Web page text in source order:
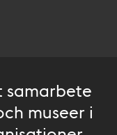
samarbete
museer i